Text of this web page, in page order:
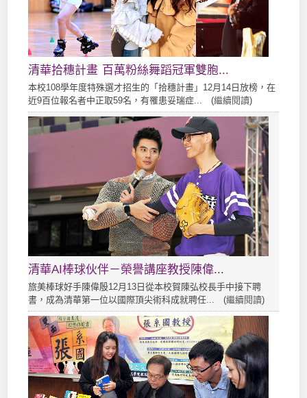
清華拾穗計畫 百萬粉絲舞蹈冠軍雙胞...
本校108學年度特殊選才招生的「拾穗計畫」12月14日放榜，在
近9百位報名者中正取59名，有罹患妥瑞症... (繼續閱讀)
清華AI棒球伙伴－榮譽講座教授陳偉...
旅美棒球好手陳偉殷12月13日從本校賀陳弘校長手中接下聘
書，成為清華第一位以國際頂尖術科成就聘任... (繼續閱讀)